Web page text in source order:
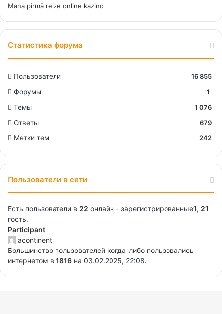
Mana pirmā reize online kazino
Статистика форума
Пользователи
16 855
Форумы
1
Темы
1 076
Ответы
679
Метки тем
242
Пользователи в сети
Есть пользователи в 22 онлайн - зарегистрированные1, 21
гость.
Participant
acontinent
Большинство пользователей когда-либо пользовались
интернетом в 1816 на 03.02.2025, 22:08.